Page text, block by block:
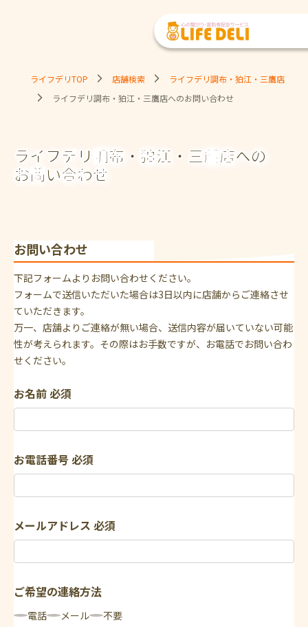
ライフデリTOP 店舗検索
ライフデリ調布・狛江・三鷹店
ライフデリ調布・狛江・三鷹店へのお問い合わせ
ライフデリ調布・狛江・三鷹店への
お問い合わせ
お問い合わせ
下記フォームよりお問い合わせください。
フォームで送信いただいた場合は3日以内に店舗からご連絡させ
ていただきます。
万一、店舗よりご連絡が無い場合、送信内容が届いていない可能
性が考えられます。その際はお手数ですが、お電話でお問い合わ
せください。
お名前必須
お電話番号必須
メールアドレス 必須
ご希望の連絡方法
電話 メール 不要